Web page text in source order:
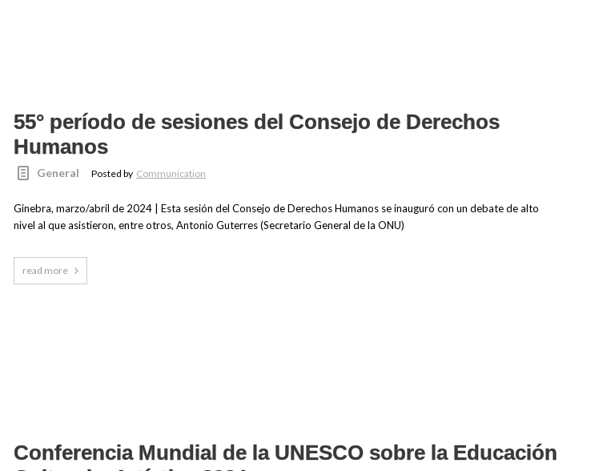
55° período de sesiones del Consejo de Derechos
Humanos
General Posted by Communication
Ginebra, marzo/abril de 2024 | Esta sesión del Consejo de Derechos Humanos se inauguró con un debate de alto
nivel al que asistieron, entre otros, Antonio Guterres (Secretario General de la ONU)
read more
Conferencia Mundial de la UNESCO sobre la Educación